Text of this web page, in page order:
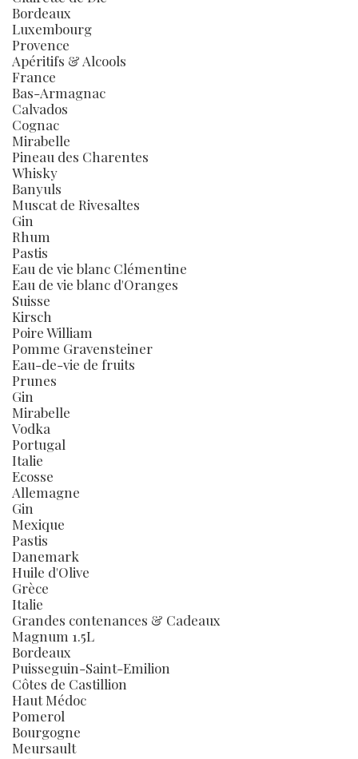
Bordeaux
Luxembourg
Provence
Apéritifs & Alcools
France
Bas-Armagnac
Calvados
Cognac
Mirabelle
Pineau des Charentes
Whisky
Banyuls
Muscat de Rivesaltes
Gin
Rhum
Pastis
Eau de vie blanc Clémentine
Eau de vie blanc d'Oranges
Suisse
Kirsch
Poire William
Pomme Gravensteiner
Eau-de-vie de fruits
Prunes
Gin
Mirabelle
Vodka
Portugal
Italie
Ecosse
Allemagne
Gin
Mexique
Pastis
Danemark
Huile d'Olive
Grèce
Italie
Grandes contenances & Cadeaux
Magnum 1.5L
Bordeaux
Puisseguin-Saint-Emilion
Côtes de Castillion
Haut Médoc
Pomerol
Bourgogne
Meursault